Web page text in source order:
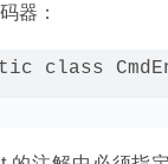
器：
class